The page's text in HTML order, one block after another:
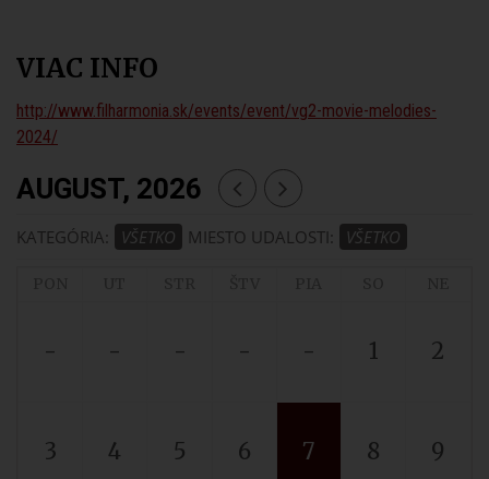
VIAC INFO
http://www.filharmonia.sk/events/event/vg2-movie-melodies-
2024/
AUGUST, 2026
KATEGÓRIA: VŠETKO MIESTO UDALOSTI: VŠETKO
- - - - - 1 2
3 4 5 6 7 8 9